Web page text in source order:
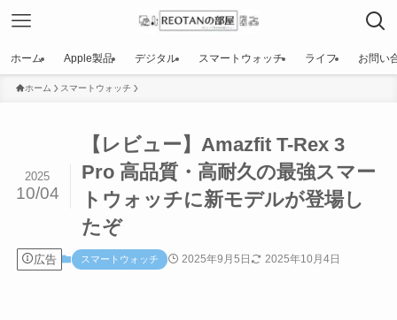
ホーム Apple製品 デジタル スマートウォッチ ライフ お問い
ホーム スマートウォッチ
【レビュー】Amazfit T-Rex 3
Pro 高品質・高耐久の最強スマー
トウォッチに新モデルが登場し
たぞ
2025
10/04
広告 スマートウォッチ 2025年9月5日 2025年10月4日